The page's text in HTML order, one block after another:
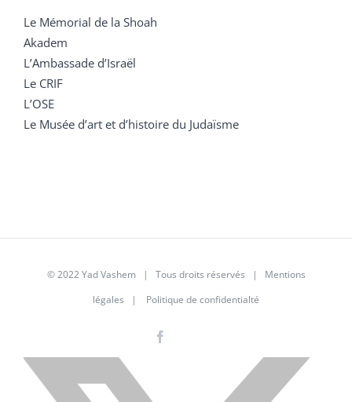
Le Mémorial de la Shoah
Akadem
L’Ambassade d’Israël
Le CRIF
L’OSE
Le Musée d’art et d’histoire du Judaïsme
© 2022 Yad Vashem | Tous droits réservés | Mentions
légales | Politique de confidentialté
X